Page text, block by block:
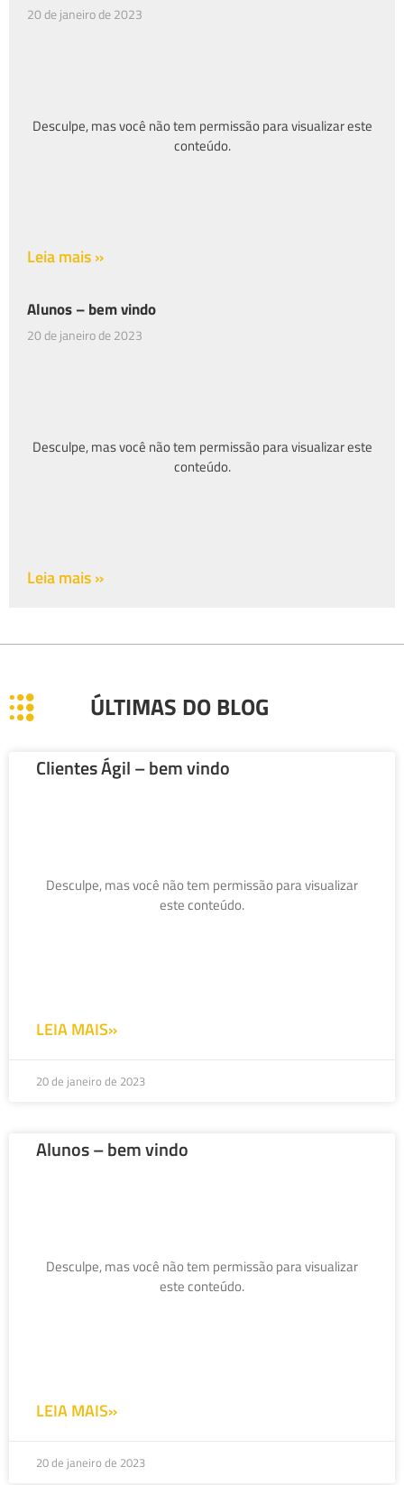
20 de janeiro de 2023
Desculpe, mas você não tem permissão para visualizar este
conteúdo.
Leia mais »
Alunos – bem vindo
20 de janeiro de 2023
Desculpe, mas você não tem permissão para visualizar este
conteúdo.
Leia mais »
ÚLTIMAS DO BLOG
Clientes Ágil – bem vindo
Desculpe, mas você não tem permissão para visualizar
este conteúdo.
LEIA MAIS»
20 de janeiro de 2023
Alunos – bem vindo
Desculpe, mas você não tem permissão para visualizar
este conteúdo.
LEIA MAIS»
20 de janeiro de 2023